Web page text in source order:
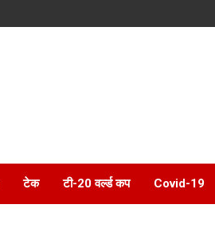
टेक टी-20 वर्ल्ड कप Covid-19